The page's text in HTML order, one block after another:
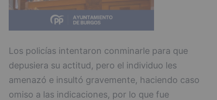
Los policías intentaron conminarle para que
depusiera su actitud, pero el individuo les
amenazó e insultó gravemente, haciendo caso
omiso a las indicaciones, por lo que fue